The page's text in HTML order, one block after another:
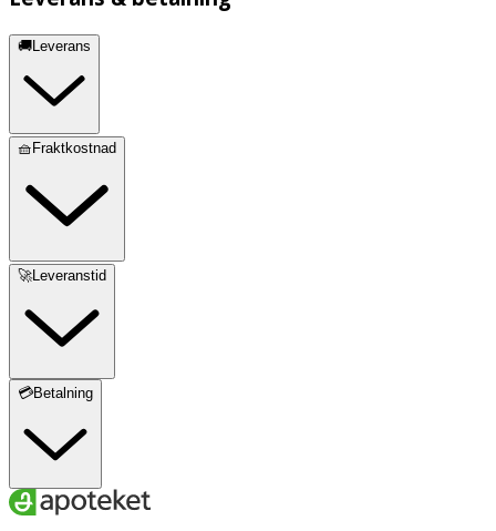
🚚Leverans
🧺Fraktkostnad
🚀Leveranstid
💳Betalning